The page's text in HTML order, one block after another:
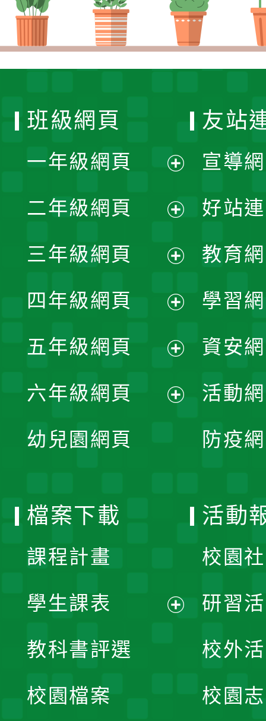
班級網頁
一年級網頁
開
選
單
二年級網頁
開
選
單
三年級網頁
開
選
單
四年級網頁
開
選
五年級網頁
開
六年級網頁
幼兒園網頁
友站
宣導
好站
教育
學習
資安
活動
防疫
檔案下載
課程計畫
學生課表
教科書評選
校園檔案
活動
校園
研習
校外
校園